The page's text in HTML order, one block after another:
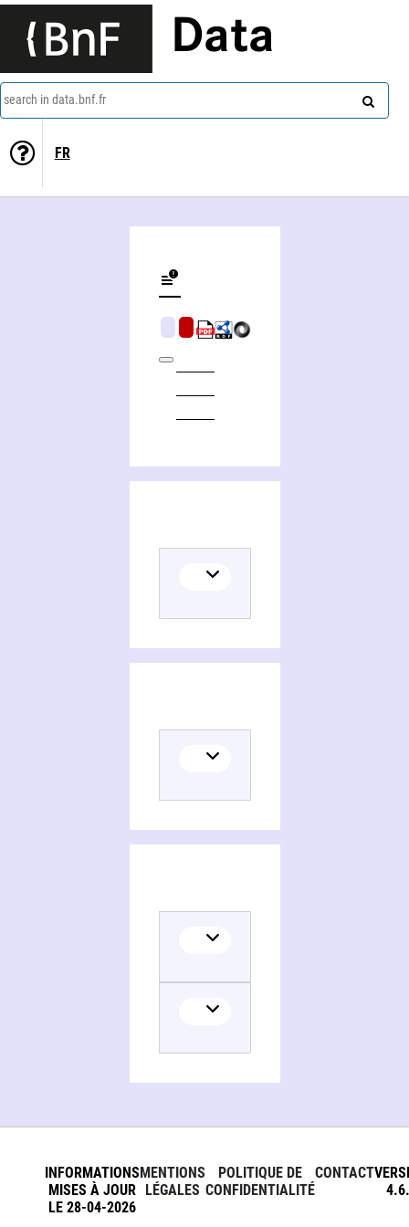
Data
search in data.bnf.fr
FR
INFORMATIONS
MISES À JOUR
LE 28-04-2026
MENTIONS
LÉGALES
POLITIQUE DE
CONFIDENTIALITÉ
CONTACT